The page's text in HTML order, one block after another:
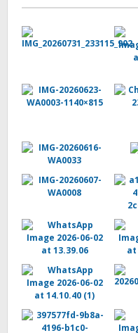
Salat-
Ghaib